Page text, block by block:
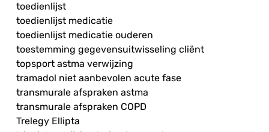
toedienlijst
toedienlijst medicatie
toedienlijst medicatie ouderen
toestemming gegevensuitwisseling cliënt
topsport astma verwijzing
tramadol niet aanbevolen acute fase
transmurale afspraken astma
transmurale afspraken COPD
Trelegy Ellipta